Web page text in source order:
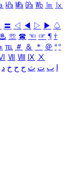
㎪ ㎫ ㎬ ㏝ ㏐
㏓
〓 ◁ ◀ ▷ ▶ ♤
☏ ☎ ☜ ☞ ¶ †
℡ ＃ ＆ ＊ ＠ ª º
Ⅶ Ⅷ Ⅸ Ⅹ
ب ت ث ج ح خ د